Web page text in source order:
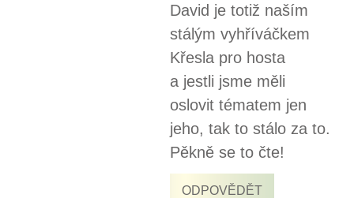
David je totiž naším
stálým vyhříváčkem
Křesla pro hosta
a jestli jsme měli
oslovit tématem jen
jeho, tak to stálo za to.
Pěkně se to čte!
ODPOVĚDĚT